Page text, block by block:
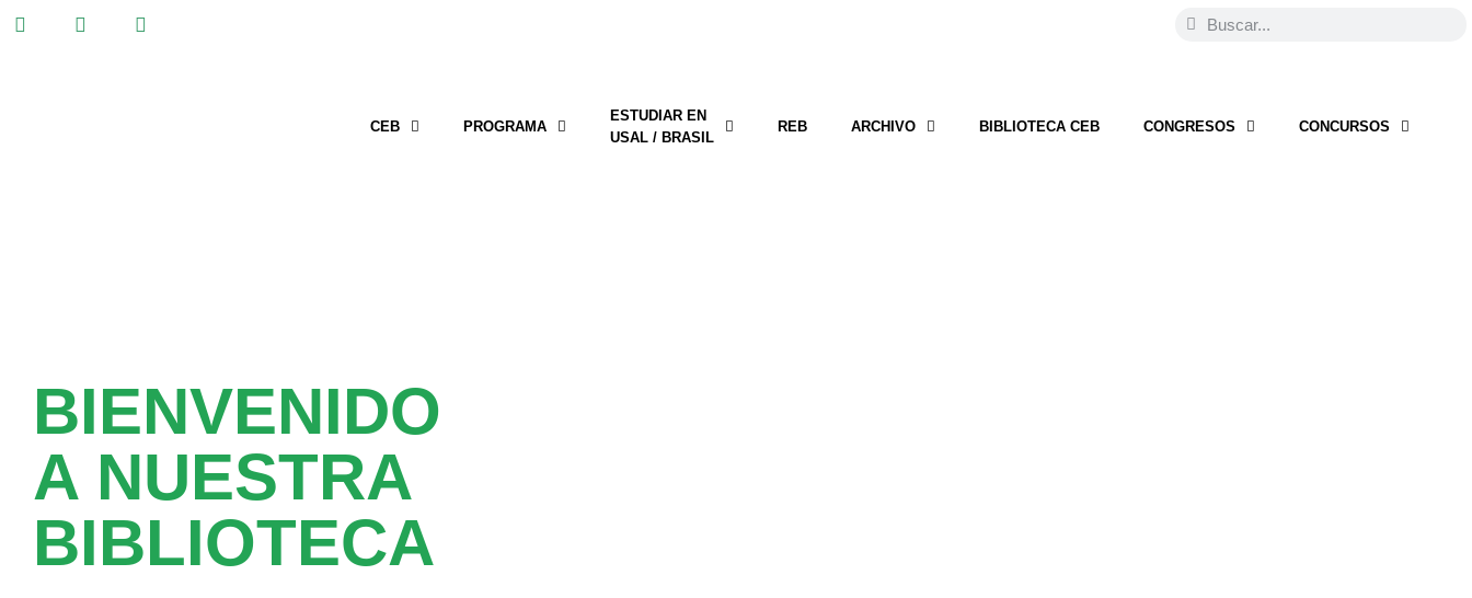
CEB PROGRAMA
ESTUDIAR EN
USAL / BRASIL
REB ARCHIVO BIBLIOTECA CEB CONGRESOS CONCURSOS
BIENVENIDO
A NUESTRA
BIBLIOTECA